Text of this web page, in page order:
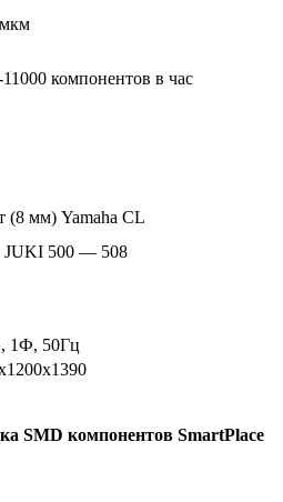
компонентов в час
(8 мм) Yamaha CL
JUKI 500 — 508
1Ф, 50Гц
SMD компонентов SmartPlace